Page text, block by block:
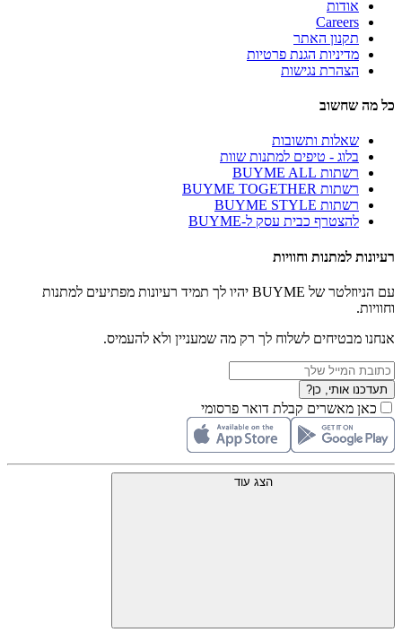
אודות
Careers
תקנון האתר
מדיניות הגנת פרטיות
הצהרת נגישות
כל מה שחשוב
שאלות ותשובות
בלוג - טיפים למתנות שוות
רשתות BUYME ALL
רשתות BUYME TOGETHER
רשתות BUYME STYLE
להצטרף כבית עסק ל-BUYME
רעיונות למתנות וחוויות
עם הניוזלטר של BUYME יהיו לך תמיד רעיונות מפתיעים למתנות
וחוויות.
אנחנו מבטיחים לשלוח לך רק מה שמעניין ולא להעמיס.
תעדכנו אותי, כן?
כאן מאשרים קבלת דואר פרסומי
הצג עוד